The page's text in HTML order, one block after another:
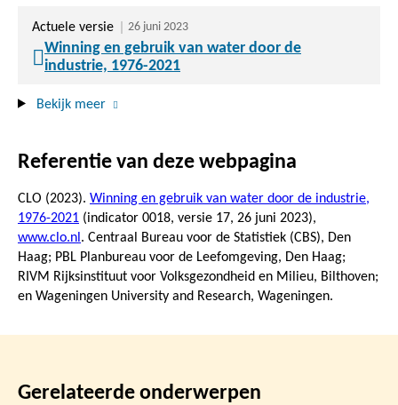
Actuele versie 26 juni 2023
Winning en gebruik van water door de
industrie, 1976-2021
Bekijk meer
Referentie van deze webpagina
CLO (2023). Winning en gebruik van water door de industrie,
1976-2021 (indicator 0018, versie 17, 26 juni 2023),
www.clo.nl . Centraal Bureau voor de Statistiek (CBS), Den
Haag; PBL Planbureau voor de Leefomgeving, Den Haag;
RIVM Rijksinstituut voor Volksgezondheid en Milieu, Bilthoven;
en Wageningen University and Research, Wageningen.
Gerelateerde onderwerpen